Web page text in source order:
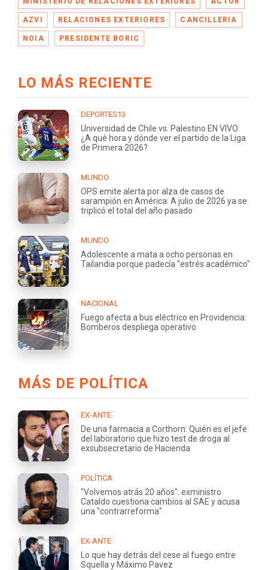
AZVI RELACIONES EXTERIORES CANCILLERIA
NOIA PRESIDENTE BORIC
LO MÁS RECIENTE
DEPORTES13
Universidad de Chile vs. Palestino EN VIVO:
¿A qué hora y dónde ver el partido de la Liga
de Primera 2026?
MUNDO
OPS emite alerta por alza de casos de
sarampión en América: A julio de 2026 ya se
triplicó el total del año pasado
MUNDO
Adolescente a mata a ocho personas en
Tailandia porque padecía "estrés académico"
NACIONAL
Fuego afecta a bus eléctrico en Providencia:
Bomberos despliega operativo
MÁS DE POLÍTICA
EX-ANTE
De una farmacia a Corthorn: Quién es el jefe
del laboratorio que hizo test de droga al
exsubsecretario de Hacienda
POLÍTICA
"Volvemos atrás 20 años": exministro
Cataldo cuestiona cambios al SAE y acusa
una "contrarreforma"
EX-ANTE
Lo que hay detrás del cese al fuego entre
Squella y Máximo Pavez